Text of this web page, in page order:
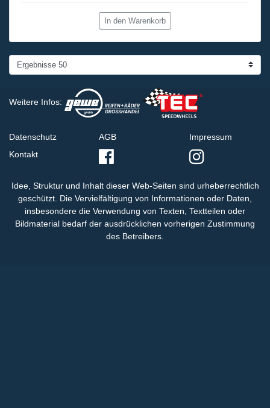
In den Warenkorb
Weitere Infos:
Datenschutz
Kontakt
AGB Impressum
Idee, Struktur und Inhalt dieser Web-Seiten sind urheberrechtlich
geschützt. Die Vervielfältigung von Informationen oder Daten,
insbesondere die Verwendung von Texten, Textteilen oder
Bildmaterial bedarf der ausdrücklichen vorherigen Zustimmung
des Betreibers.